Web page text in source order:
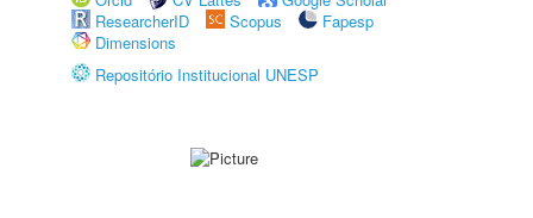
ResearcherID
Scopus
Fapesp
Dimensions
Repositório Institucional UNESP